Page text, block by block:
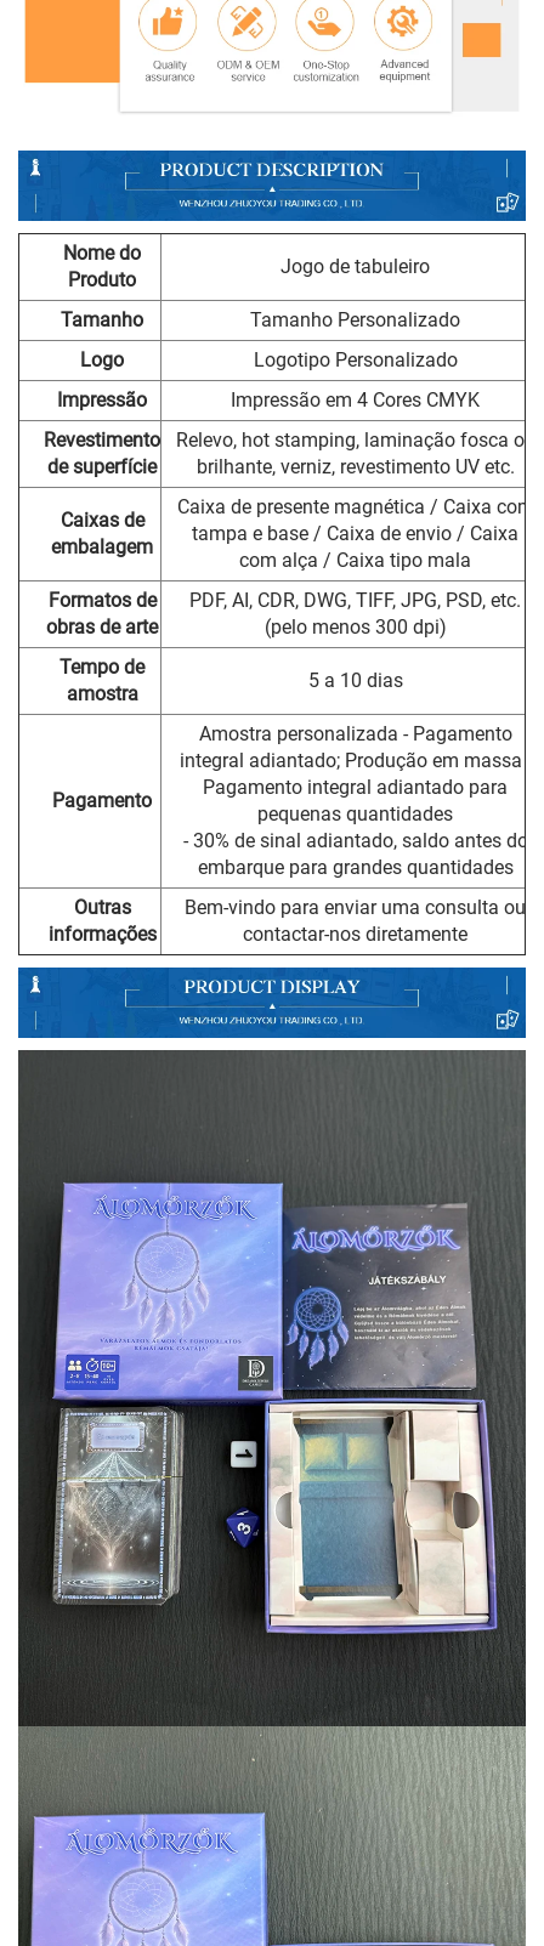
Nome do
Produto
Jogo de tabuleiro
Tamanho
Tamanho Personalizado
Logo
Logotipo Personalizado
Impressão
Impressão em 4 Cores CMYK
Revestimento
de superfície
Relevo, hot stamping, laminação fosca ou
brilhante, verniz, revestimento UV etc.
Caixas de
embalagem
Caixa de presente magnética / Caixa com
tampa e base / Caixa de envio / Caixa
com alça / Caixa tipo mala
Formatos de
obras de arte
PDF, AI, CDR, DWG, TIFF, JPG, PSD, etc.
(pelo menos 300 dpi)
Tempo de
amostra
5 a 10 dias
Pagamento
Amostra personalizada - Pagamento
integral adiantado; Produção em massa -
Pagamento integral adiantado para
pequenas quantidades
- 30% de sinal adiantado, saldo antes do
embarque para grandes quantidades
Outras
informações
Bem-vindo para enviar uma consulta ou
contactar-nos diretamente